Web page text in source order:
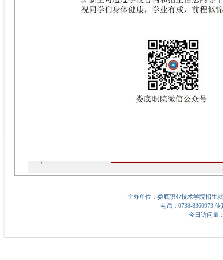
主办单位：娄底职业技术学院招生
电话：0738-8360973
今日访问量